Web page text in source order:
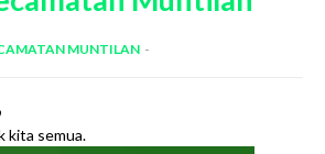
MUNTILAN
kita semua.